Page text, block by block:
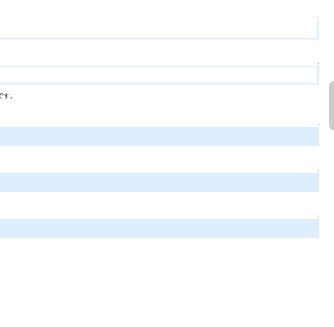
↑
↑
。
↑
↑
↑